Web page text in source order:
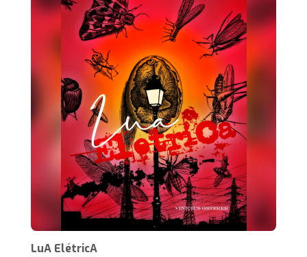
LuA ElétricA